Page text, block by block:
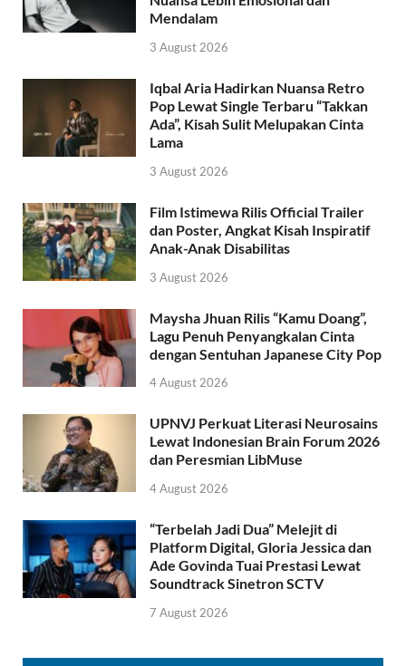
Mendalam
3 August 2026
Iqbal Aria Hadirkan Nuansa Retro
Pop Lewat Single Terbaru “Takkan
Ada”, Kisah Sulit Melupakan Cinta
Lama
3 August 2026
Film Istimewa Rilis Official Trailer
dan Poster, Angkat Kisah Inspiratif
Anak-Anak Disabilitas
3 August 2026
Maysha Jhuan Rilis “Kamu Doang”,
Lagu Penuh Penyangkalan Cinta
dengan Sentuhan Japanese City Pop
4 August 2026
UPNVJ Perkuat Literasi Neurosains
Lewat Indonesian Brain Forum 2026
dan Peresmian LibMuse
4 August 2026
“Terbelah Jadi Dua” Melejit di
Platform Digital, Gloria Jessica dan
Ade Govinda Tuai Prestasi Lewat
Soundtrack Sinetron SCTV
7 August 2026